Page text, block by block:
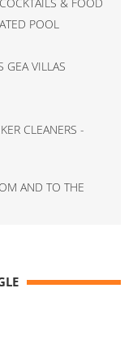
POOL
GEA VILLAS
CLEANERS -
AND TO THE